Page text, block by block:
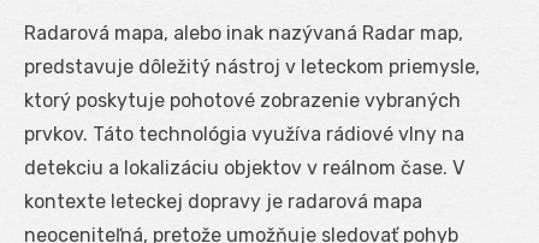
Radarová mapa, alebo inak nazývaná Radar map,
predstavuje dôležitý nástroj v leteckom priemysle,
ktorý poskytuje pohotové zobrazenie vybraných
prvkov. Táto technológia využíva rádiové vlny na
detekciu a lokalizáciu objektov v reálnom čase. V
kontexte leteckej dopravy je radarová mapa
neoceniteľná, pretože umožňuje sledovať pohyb